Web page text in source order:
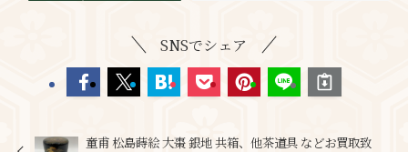
SNSでシェア
童甫 松島蒔絵 大棗 銀地 共箱、他茶道具 などお買取致